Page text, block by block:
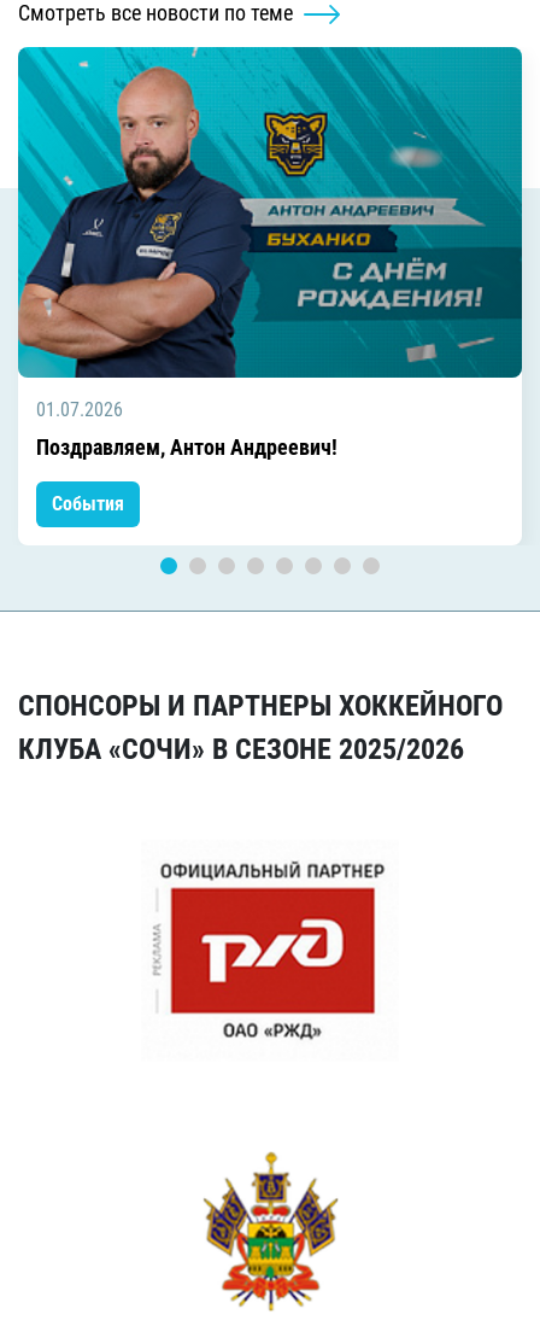
Смотреть все новости по теме
01.07.2026
Поздравляем, Антон Андреевич!
События
СПОНСОРЫ И ПАРТНЕРЫ ХОККЕЙНОГО
КЛУБА «СОЧИ» В СЕЗОНЕ 2025/2026